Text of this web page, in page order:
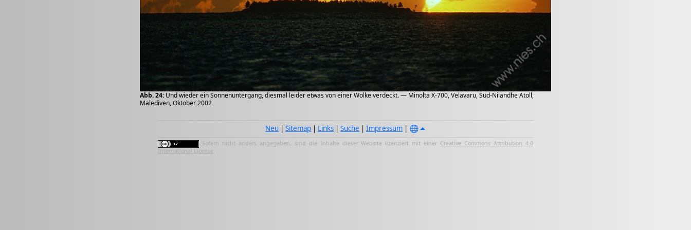
Abb. 24: Und wieder ein Sonnenuntergang, diesmal leider etwas von einer Wolke verdeckt. — Minolta X-700, Velavaru, Süd-Nilandhe Atoll,
Malediven, Oktober 2002
Neu |Sitemap | Links |Suche |Impressum |
Sofern nicht anders angegeben, sind die Inhalte dieser Website lizenziert mit einer Creative Commons Attribution 4.0
International License